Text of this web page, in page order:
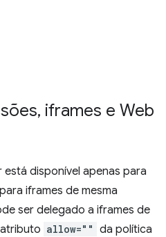
, iframes e Web
está disponível apenas para
iframes de mesma
ser delegado a iframes de
allow="" da política